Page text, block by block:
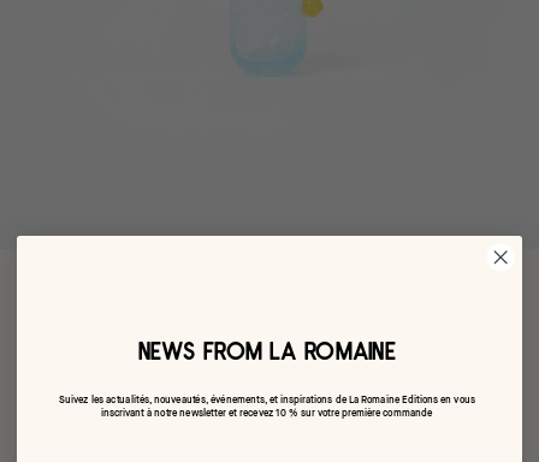
La petite tasse à café bleue et jaune
€48,00
NEWS FROM LA ROMAINE
Suivez les actualités, nouveautés, événements, et inspirations de La Romaine Editions en vous
inscrivant à notre newsletter et recevez 10 % sur votre première commande